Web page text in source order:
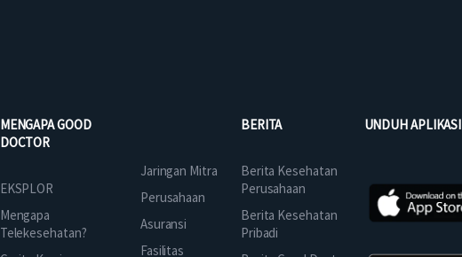
MENGAPA GOOD
DOCTOR
EKSPLOR
Mengapa
Telekesehatan?
Jaringan Mitra
Perusahaan
Asuransi
Fasilitas
BERITA
Berita Kesehatan
Perusahaan
Berita Kesehatan
Pribadi
UNDUH APLIKASI